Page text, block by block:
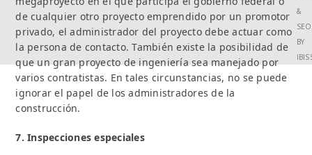
de cualquier otro proyecto emprendido por un promotor
privado, el administrador del proyecto debe actuar como
la persona de contacto. También existe la posibilidad de
que un gran proyecto de ingeniería sea manejado por
varios contratistas. En tales circunstancias, no se puede
ignorar el papel de los administradores de la
construcción.
7. Inspecciones especiales
&
SEO
BY